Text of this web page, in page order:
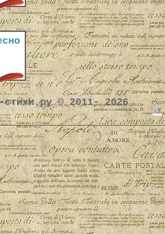
стихи.ру © 2011- 2026